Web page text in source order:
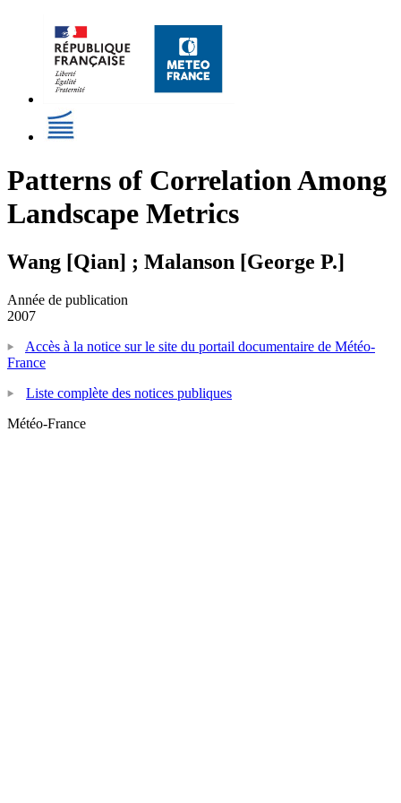
Patterns of Correlation Among
Landscape Metrics
Wang [Qian] ; Malanson [George P.]
Année de publication
2007
Accès à la notice sur le site du portail documentaire de Météo-
France
Liste complète des notices publiques
Météo-France